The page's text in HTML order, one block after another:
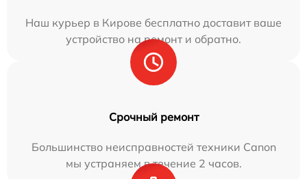
Наш курьер в Кирове бесплатно доставит ваше
устройство на ремонт и обратно.
Срочный ремонт
Большинство неисправностей техники Canon
мы устраняем в течение 2 часов.